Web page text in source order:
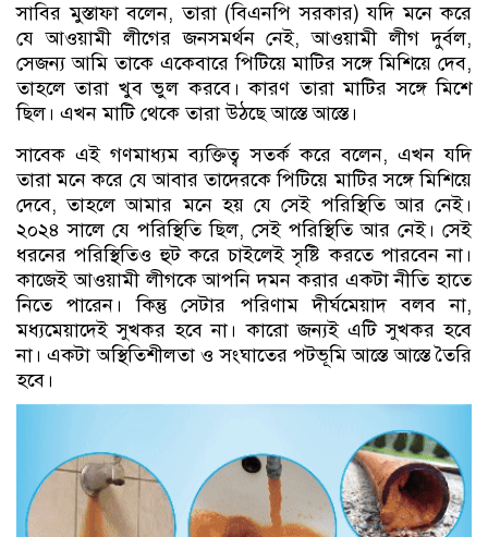
সাবির মুস্তাফা বলেন, তারা (বিএনপি সরকার) যদি মনে করে
যে আওয়ামী লীগের জনসমর্থন নেই, আওয়ামী লীগ দুর্বল,
সেজন্য আমি তাকে একেবারে পিটিয়ে মাটির সঙ্গে মিশিয়ে দেব,
তাহলে তারা খুব ভুল করবে। কারণ তারা মাটির সঙ্গে মিশে
ছিল। এখন মাটি থেকে তারা উঠছে আস্তে আস্তে।
সাবেক এই গণমাধ্যম ব্যক্তিত্ব সতর্ক করে বলেন, এখন যদি
তারা মনে করে যে আবার তাদেরকে পিটিয়ে মাটির সঙ্গে মিশিয়ে
দেবে, তাহলে আমার মনে হয় যে সেই পরিস্থিতি আর নেই।
২০২৪ সালে যে পরিস্থিতি ছিল, সেই পরিস্থিতি আর নেই। সেই
ধরনের পরিস্থিতিও হুট করে চাইলেই সৃষ্টি করতে পারবেন না।
কাজেই আওয়ামী লীগকে আপনি দমন করার একটা নীতি হাতে
নিতে পারেন। কিন্তু সেটার পরিণাম দীর্ঘমেয়াদ বলব না,
মধ্যমেয়াদেই সুখকর হবে না। কারো জন্যই এটি সুখকর হবে
না। একটা অস্থিতিশীলতা ও সংঘাতের পটভূমি আস্তে আস্তে তৈরি
হবে।